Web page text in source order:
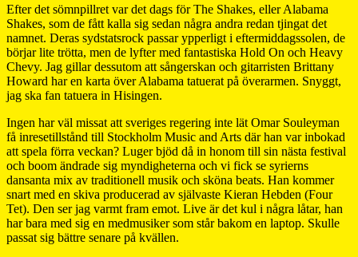
Efter det sömnpillret var det dags för The Shakes, eller Alabama
Shakes, som de fått kalla sig sedan några andra redan tjingat det
namnet. Deras sydstatsrock passar ypperligt i eftermiddagssolen, de
börjar lite trötta, men de lyfter med fantastiska Hold On och Heavy
Chevy. Jag gillar dessutom att sångerskan och gitarristen Brittany
Howard har en karta över Alabama tatuerat på överarmen. Snyggt,
jag ska fan tatuera in Hisingen.
Ingen har väl missat att sveriges regering inte lät Omar Souleyman
få inresetillstånd till Stockholm Music and Arts där han var inbokad
att spela förra veckan? Luger bjöd då in honom till sin nästa festival
och boom ändrade sig myndigheterna och vi fick se syrierns
dansanta mix av traditionell musik och sköna beats. Han kommer
snart med en skiva producerad av självaste Kieran Hebden (Four
Tet). Den ser jag varmt fram emot. Live är det kul i några låtar, han
har bara med sig en medmusiker som står bakom en laptop. Skulle
passat sig bättre senare på kvällen.